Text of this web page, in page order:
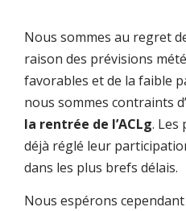
Nous sommes au regret
raison des prévisions
favorables et de la faible
nous sommes contraints d’
la rentrée de l’ACLg. Les
déjà réglé leur
dans les plus brefs délais.
Nous espérons